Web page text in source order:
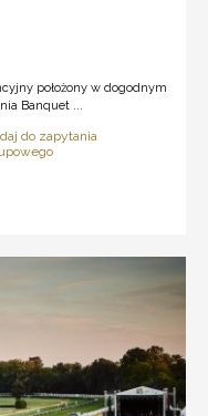
położony w dogodnym
Banquet ...